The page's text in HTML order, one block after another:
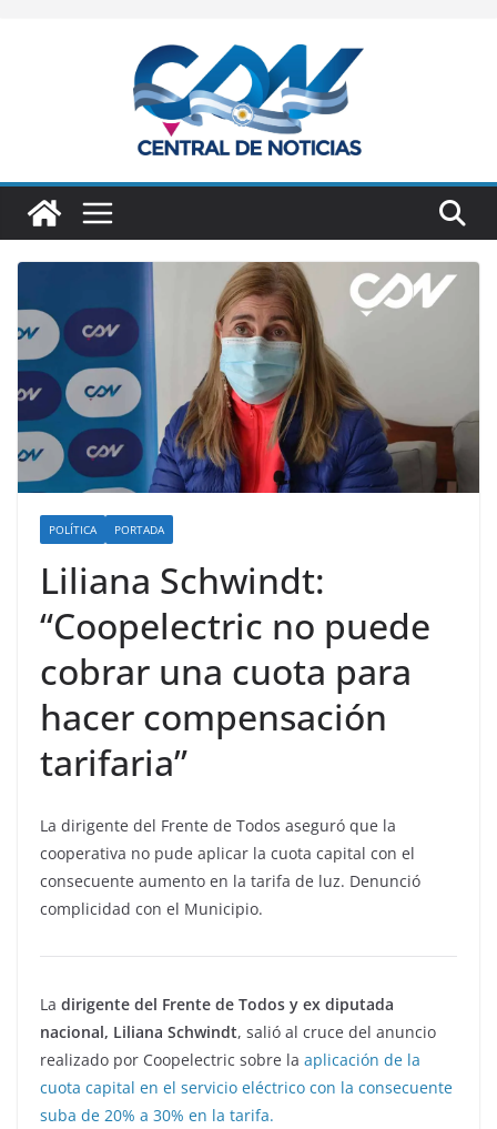
POLÍTICA PORTADA
Liliana Schwindt:
“Coopelectric no puede
cobrar una cuota para
hacer compensación
tarifaria”
La dirigente del Frente de Todos aseguró que la
cooperativa no pude aplicar la cuota capital con el
consecuente aumento en la tarifa de luz. Denunció
complicidad con el Municipio.
La dirigente del Frente de Todos y ex diputada
nacional, Liliana Schwindt, salió al cruce del anuncio
realizado por Coopelectric sobre la aplicación de la
cuota capital en el servicio eléctrico con la consecuente
suba de 20% a 30% en la tarifa.